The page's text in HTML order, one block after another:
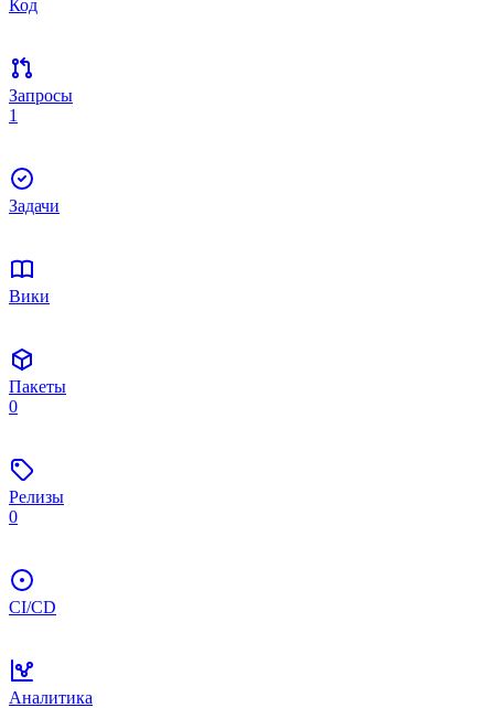
Код
Запросы
1
Задачи
Вики
Пакеты
0
Релизы
0
CI/CD
Аналитика